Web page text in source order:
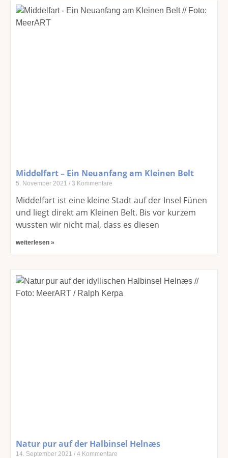
Middelfart – Ein Neuanfang am Kleinen Belt
5. November 2021 3 Kommentare
Middelfart ist eine kleine Stadt auf der Insel Fünen
und liegt direkt am Kleinen Belt. Bis vor kurzem
wussten wir nicht mal, dass es diesen
weiterlesen »
Natur pur auf der Halbinsel Helnæs
14. September 2021 4 Kommentare